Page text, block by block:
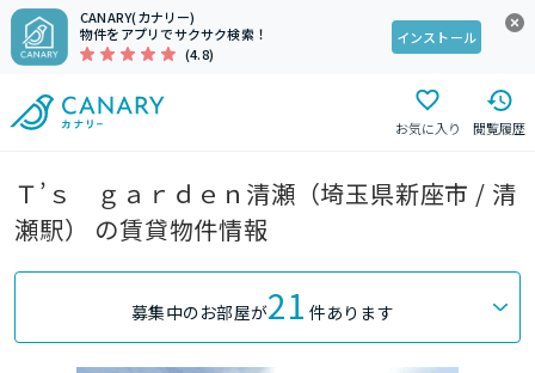
CANARY(カナリー)
物件をアプリでサクサク検索！
(4.8)
インストール
お気に入り 閲覧履歴
Ｔ’ｓ ｇａｒｄｅｎ清瀬（埼玉県新座市 / 清
瀬駅） の賃貸物件情報
募集中のお部屋が21 件あります